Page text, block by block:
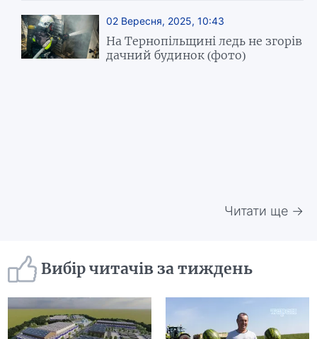
02 Вересня, 2025, 10:43
На Тернопільщині ледь не згорів
дачний будинок (фото)
Читати ще →
Вибір читачів за тиждень